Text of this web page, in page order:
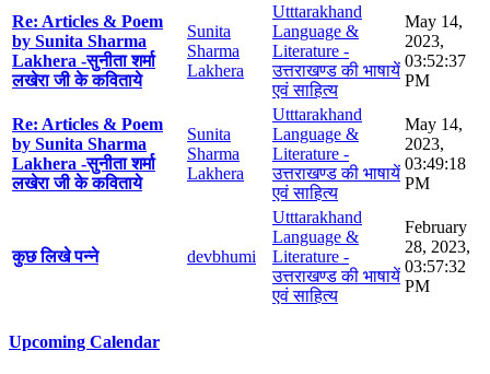
Re: Articles & Poem
by Sunita Sharma
Lakhera -सुनीता शर्मा
लखेरा जी के कविताये
Sunita
Sharma
Lakhera
Utttarakhand
Language &
Literature -
उत्तराखण्ड की भाषायें
एवं साहित्य
May 14,
2023,
03:52:37
PM
Re: Articles & Poem
by Sunita Sharma
Lakhera -सुनीता शर्मा
लखेरा जी के कविताये
Sunita
Sharma
Lakhera
Utttarakhand
Language &
Literature -
उत्तराखण्ड की भाषायें
एवं साहित्य
May 14,
2023,
03:49:18
PM
कुछ लिखे पन्ने devbhumi
Utttarakhand
Language &
Literature -
उत्तराखण्ड की भाषायें
एवं साहित्य
February
28, 2023,
03:57:32
PM
Upcoming Calendar